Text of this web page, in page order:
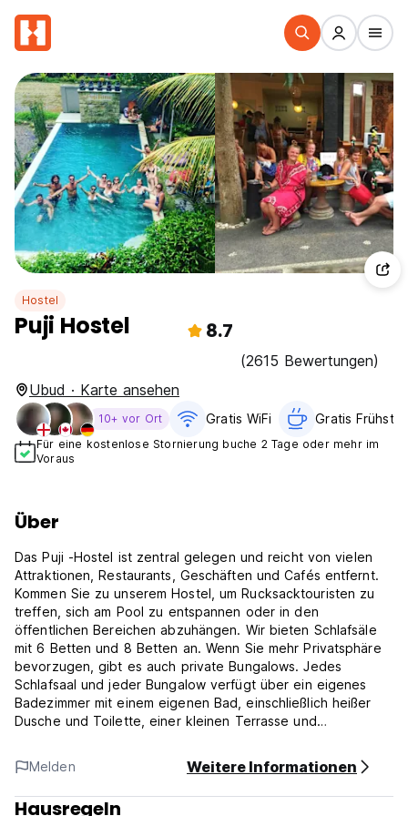
Hostel
Puji Hostel 8.7
(2615 Bewertungen)
Ubud · Karte ansehen
10+ vor Ort Gratis WiFi Gratis
Für eine kostenlose Stornierung buche 2 Tage oder mehr im
Voraus
Über
Das Puji -Hostel ist zentral gelegen und reicht von vielen
Attraktionen, Restaurants, Geschäften und Cafés entfernt.
Kommen Sie zu unserem Hostel, um Rucksacktouristen zu
treffen, sich am Pool zu entspannen oder in den
öffentlichen Bereichen abzuhängen. Wir bieten Schlafsäle
mit 6 Betten und 8 Betten an. Wenn Sie mehr Privatsphäre
bevorzugen, gibt es auch private Bungalows. Jedes
Schlafsaal und jeder Bungalow verfügt über ein eigenes
Badezimmer mit einem eigenen Bad, einschließlich heißer
Dusche und Toilette, einer kleinen Terrasse und
Sie werden von unseren freundlichen und sachkundigen
Mitarbeitern begrüßt, die Ihnen während Ihres Aufenthalts in
Ubud bei Touren oder Transportbuchungen helfen können.
Melden Weitere Informationen
Hausregeln